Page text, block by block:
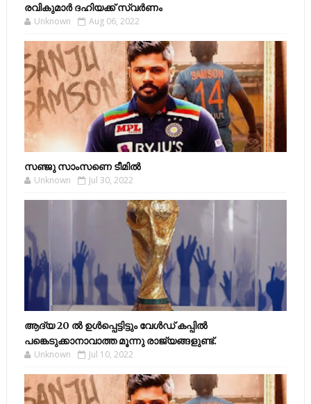
രവികുമാര്‍ ദഹിയക്ക് സ്വര്‍ണം
Unknown Aug 06, 2022
സഞ്ജു സാംസണെ ടീമില്‍
Unknown Jul 30, 2022
ആദ്യ 20 ല്‍ ഉള്‍പ്പെട്ടിട്ടും വേള്‍ഡ് കപ്പില്‍
പങ്കെടുക്കാനാവാത്ത മൂന്നു രാജ്യങ്ങളുണ്ട്.
Unknown Jul 10, 2022